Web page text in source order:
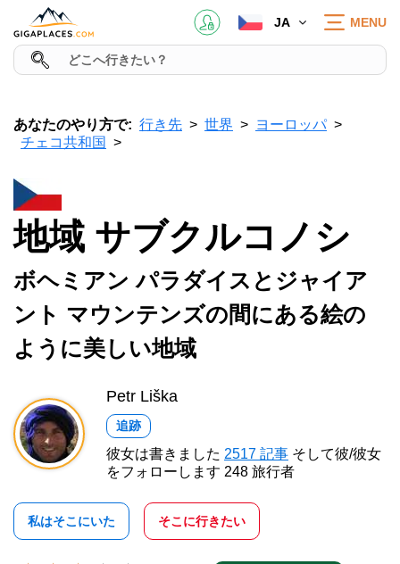
JA MENU
あなたのやり方で: 行き先 世界
ヨーロッパ
チェコ共和国
地域 サブクルコノシ
ボヘミアン パラダイスとジャイア
ント マウンテンズの間にある絵の
ように美しい地域
Petr Liška
追跡
彼女は書きました 2517 記事 そして彼/彼女
をフォローします 248 旅行者
私はそこにいた そこに行きたい